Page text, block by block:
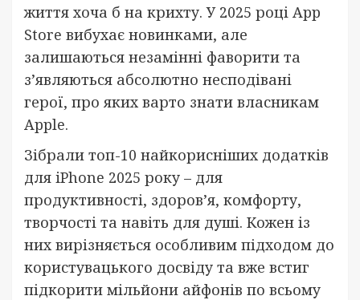
життя хоча б на крихту. У 2025 році App
Store вибухає новинками, але
залишаються незамінні фаворити та
з’являються абсолютно несподівані
герої, про яких варто знати власникам
Apple.
Зібрали топ-10 найкорисніших додатків
для iPhone 2025 року – для
продуктивності, здоров’я, комфорту,
творчості та навіть для душі. Кожен із
них вирізняється особливим підходом до
користувацького досвіду та вже встиг
підкорити мільйони айфонів по всьому